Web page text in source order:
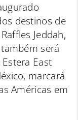
destinos de
Jeddah,
será
East
marcará
Américas em